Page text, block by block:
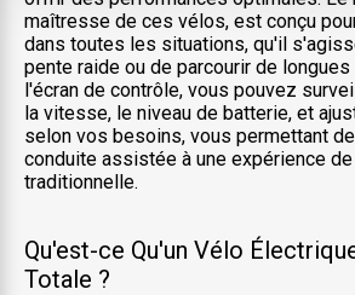
maîtresse de ces vélos, est conçu
dans toutes les situations, qu'il
pente raide ou de parcourir de
l'écran de contrôle, vous pouvez
la vitesse, le niveau de batterie, et
selon vos besoins, vous permettant
conduite assistée à une expérience
traditionnelle.
Qu'est-ce Qu'un Vélo
Totale ?